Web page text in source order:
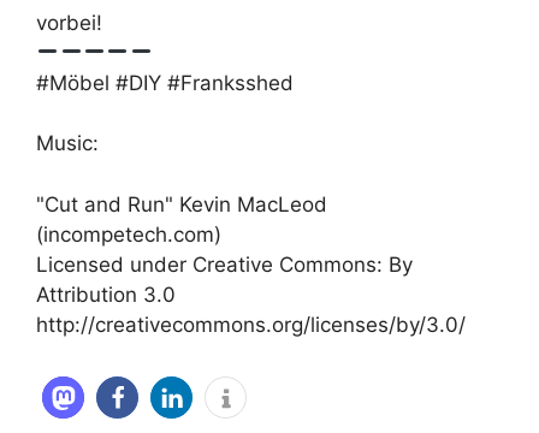
vorbei!
#Möbel #DIY #Franksshed
Music:
"Cut and Run" Kevin MacLeod
(incompetech.com)
Licensed under Creative Commons: By
Attribution 3.0
http://creativecommons.org/licenses/by/3.0/